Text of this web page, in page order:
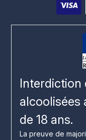
Interdiction
alcoolisées
de 18 ans.
La preuve de